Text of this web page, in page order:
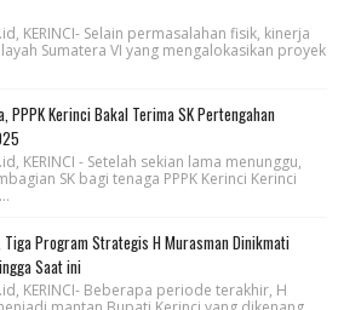
KERINCI- Selain permasalahan fisik, kinerja
Sumatera VI yang mengalokasikan proyek
PPPK Kerinci Bakal Terima SK Pertengahan
KERINCI - Setelah sekian lama menunggu,
SK bagi tenaga PPPK Kerinci Kerinci
Tiga Program Strategis H Murasman Dinikmati
Saat ini
KERINCI- Beberapa periode terakhir, H